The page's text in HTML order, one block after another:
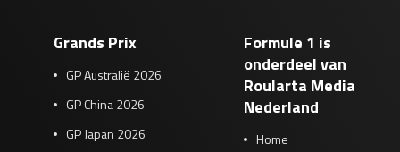
Grands Prix
GP Australië 2026
GP China 2026
GP Japan 2026
Formule 1 is
onderdeel van
Roularta Media
Nederland
Home